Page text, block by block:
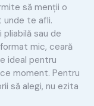
să menții o
unde te afli.
sau de
mic, ceară
ideal pentru
moment. Pentru
să alegi, nu ezita